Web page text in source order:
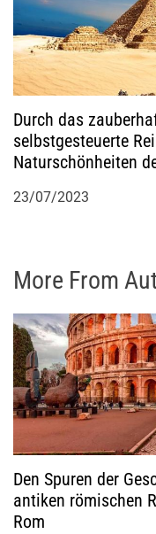
Durch das
selbstgesteuerte
Naturschönheiten
23/07/2023
More From
Den Spuren der
antiken römischen
Rom